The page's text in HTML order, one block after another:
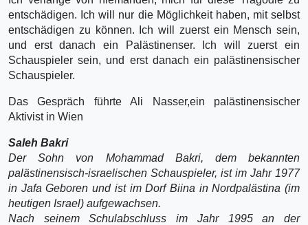
entschädigen. Ich will nur die Möglichkeit haben, mit selbst
entschädigen zu können. Ich will zuerst ein Mensch sein,
und erst danach ein Palästinenser. Ich will zuerst ein
Schauspieler sein, und erst danach ein palästinensischer
Schauspieler.
Das Gespräch führte Ali Nasser,ein palästinensischer
Aktivist in Wien
Saleh Bakri
Der Sohn von Mohammad Bakri, dem bekannten
palästinensisch-israelischen Schauspieler, ist im Jahr 1977
in Jafa Geboren und ist im Dorf Biina in Nordpalästina (im
heutigen Israel) aufgewachsen.
Nach seinem Schulabschluss im Jahr 1995 an der